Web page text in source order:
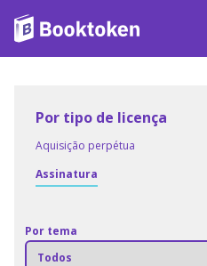
Por tipo de licença
Aquisição perpétua
Assinatura
Por tema